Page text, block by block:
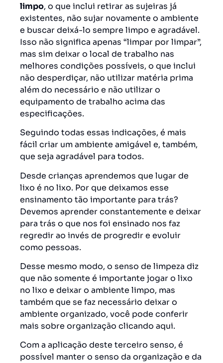
limpo, o que inclui retirar as sujeiras já
existentes, não sujar novamente o ambiente
e buscar deixá-lo sempre limpo e agradável.
Isso não significa apenas “limpar por limpar”,
mas sim deixar o local de trabalho nas
melhores condições possíveis, o que inclui
não desperdiçar, não utilizar matéria prima
além do necessário e não utilizar o
equipamento de trabalho acima das
especificações.
Seguindo todas essas indicações, é mais
fácil criar um ambiente amigável e, também,
que seja agradável para todos.
Desde crianças aprendemos que lugar de
lixo é no lixo. Por que deixamos esse
ensinamento tão importante para trás?
Devemos aprender constantemente e deixar
para trás o que nos foi ensinado nos faz
regredir ao invés de progredir e evoluir
como pessoas.
Desse mesmo modo, o senso de limpeza diz
que não somente é importante jogar o lixo
no lixo e deixar o ambiente limpo, mas
também que se faz necessário deixar o
ambiente organizado, você pode conferir
mais sobre organização clicando aqui.
Com a aplicação deste terceiro senso, é
possível manter o senso da organização e da